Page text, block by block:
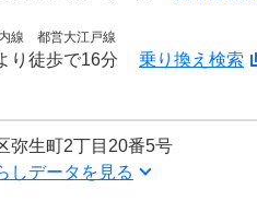
線 都営大江戸線
り徒歩で16分 乗り換え検索
弥生町2丁目20番5号
しデータを見る